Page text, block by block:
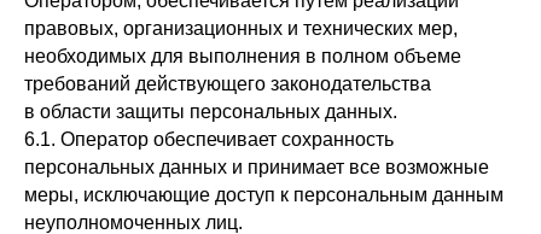
правовых, организационных и технических мер,
необходимых для выполнения в полном объеме
требований действующего законодательства
в области защиты персональных данных.
6.1. Оператор обеспечивает сохранность
персональных данных и принимает все возможные
меры, исключающие доступ к персональным данным
неуполномоченных лиц.